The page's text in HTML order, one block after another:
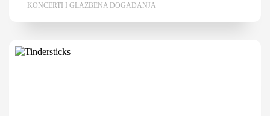
KONCERTI I GLAZBENA DOGAĐANJA